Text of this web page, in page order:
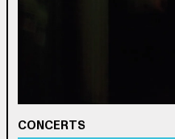
CONCERTS